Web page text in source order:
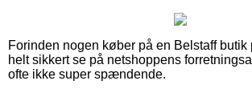
Forinden nogen køber på en Belstaff butik
helt sikkert se på netshoppens
ofte ikke super spændende.